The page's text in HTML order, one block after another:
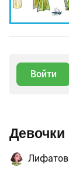
Войти
Девочки